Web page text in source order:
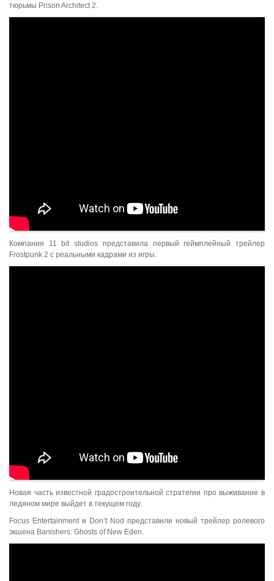
тюрьмы Prison Architect 2.
Компания 11 bit studios представила первый геймплейный трейлер
Frostpunk 2 с реальными кадрами из игры.
Новая часть известной градостроительной стратегии про выживание в
ледяном мире выйдет в текущем году.
Focus Entertainment и Don’t Nod представили новый трейлер ролевого
экшена Banishers: Ghosts of New Eden.